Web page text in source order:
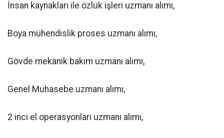
İnsan kaynakları ile özlük işleri uzmanı alımı,
Boya mühendislik proses uzmanı alımı,
Gövde mekanik bakım uzmanı alımı,
Genel Muhasebe uzmanı alımı,
2 inci el operasyonları uzmanı alımı,